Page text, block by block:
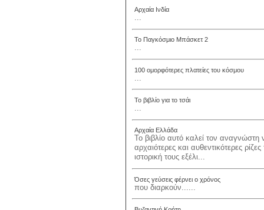
Αρχαία Ινδία
...
Το Παγκόσμιο Μπάσκετ 2
...
100 ομορφότερες πλατείες του κόσμου
Το βιβλίο για το τσάι
...
Αρχαία Ελλάδα
Το βιβλίο αυτό καλεί τον
αρχαιότερες και αυθεντικότερες
ιστορική τους εξέλι...
Όσες γεύσεις φέρνει ο χρόνος
που διαρκούν......